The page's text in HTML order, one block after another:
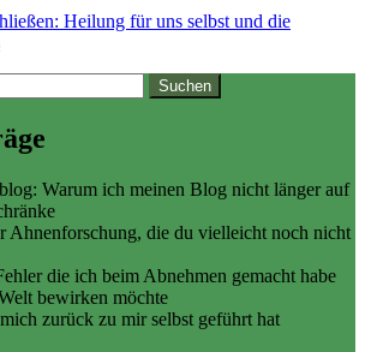
Heilung für uns selbst und die
Warum ich meinen Blog nicht länger auf
Ahnenforschung, die du vielleicht noch nicht
die ich beim Abnehmen gemacht habe
bewirken möchte
zurück zu mir selbst geführt hat